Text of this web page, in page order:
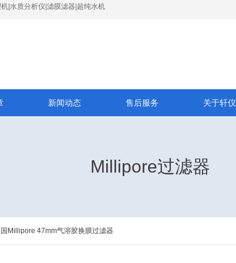
|水质分析仪|滤膜滤器|超纯水机
新闻动态 售后服务 关于轩仪
Millipore过滤器
Millipore 47mm气溶胶换膜过滤器